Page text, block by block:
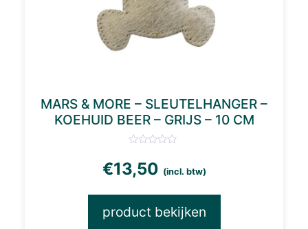
MARS & MORE – SLEUTELHANGER –
KOEHUID BEER – GRIJS – 10 CM
€13,50 (incl. btw)
product bekijken